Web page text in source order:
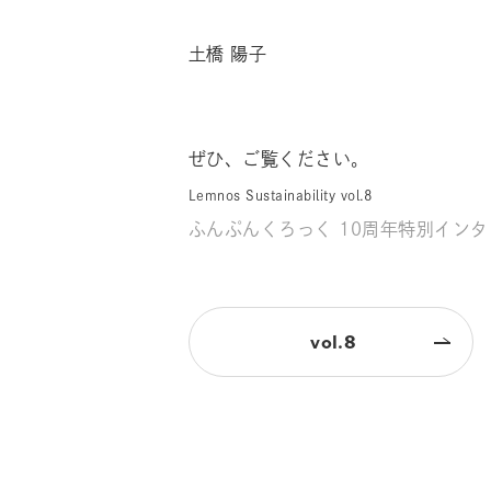
土橋 陽子
ぜひ、ご覧ください。
Lemnos Sustainability vol.8
ふんぷんくろっく 10周年特別イン
vol.8